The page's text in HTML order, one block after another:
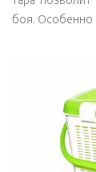
боя. Особенно